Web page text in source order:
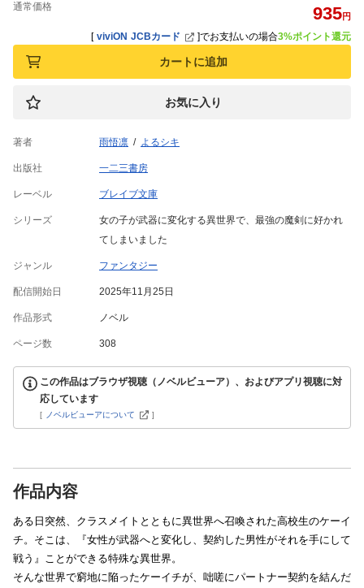
通常価格 935円
[ viviON JCBカード ]でお支払いの場合3%ポイント還元
カートに追加
お気に入り
著者 雨悟凛 よるシキ
出版社 一二三書房
レーベル ブレイブ文庫
シリーズ
女の子が武器に変化する異世界で、最強の魔剣に好かれ
てしまいました
ジャンル ファンタジー
配信開始日 2025年11月25日
作品形式 ノベル
ページ数 308
この作品はブラウザ視聴（ノベルビューア）、およびアプリ視聴に対
応しています
[ ノベルビューアについて ]
作品内容
ある日突然、クラスメイトとともに異世界へ召喚された高校生のケーイ
チ。そこは、『女性が武器へと変化し、契約した男性がそれを手にして
戦う』ことができる特殊な異世界。
そんな世界で窮地に陥ったケーイチが、咄嗟にパートナー契約を結んだ